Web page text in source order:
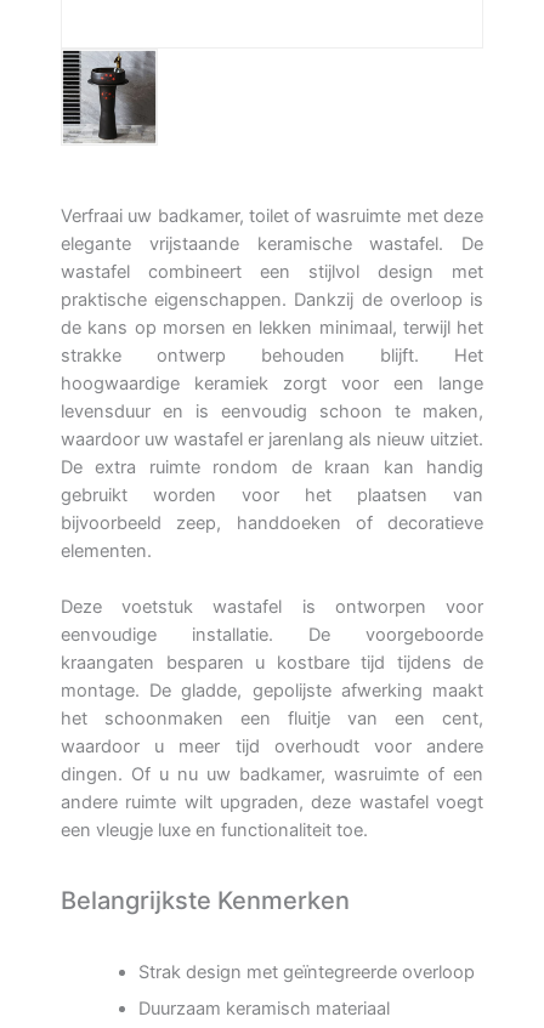
Verfraai uw badkamer, toilet of wasruimte met deze
elegante vrijstaande keramische wastafel. De
wastafel combineert een stijlvol design met
praktische eigenschappen. Dankzij de overloop is
de kans op morsen en lekken minimaal, terwijl het
strakke ontwerp behouden blijft. Het
hoogwaardige keramiek zorgt voor een lange
levensduur en is eenvoudig schoon te maken,
waardoor uw wastafel er jarenlang als nieuw uitziet.
De extra ruimte rondom de kraan kan handig
gebruikt worden voor het plaatsen van
bijvoorbeeld zeep, handdoeken of decoratieve
elementen.
Deze voetstuk wastafel is ontworpen voor
eenvoudige installatie. De voorgeboorde
kraangaten besparen u kostbare tijd tijdens de
montage. De gladde, gepolijste afwerking maakt
het schoonmaken een fluitje van een cent,
waardoor u meer tijd overhoudt voor andere
dingen. Of u nu uw badkamer, wasruimte of een
andere ruimte wilt upgraden, deze wastafel voegt
een vleugje luxe en functionaliteit toe.
Belangrijkste Kenmerken
Strak design met geïntegreerde overloop
Duurzaam keramisch materiaal